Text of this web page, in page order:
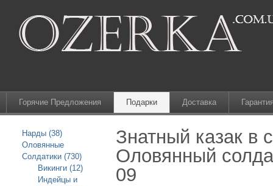
Горячие Предложения Подарки Доставка
Нарды (38)
Оловянные
Солдатики (730)
Викинги (12)
Индейцы и
Знатный казак в
Оловянный
09